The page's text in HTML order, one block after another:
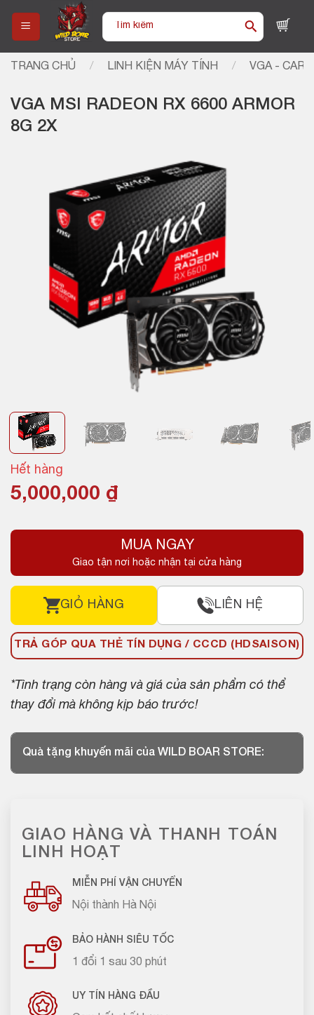
content
Tìm
TRANG CHỦ / LINH KIỆN MÁY TÍNH / VGA -
VGA MSI RADEON RX 6600 ARMOR
8G 2X
Hết hàng
5,000,000 ₫
MUA NGAY
Giao tận nơi hoặc nhận tại cửa hàng
GIỎ HÀNG LIÊN HỆ
TRẢ GÓP QUA THẺ TÍN DỤNG / CCCD (HDSAISON)
*Tình trạng còn hàng và giá của sản phẩm có thể
thay đổi mà không kịp báo trước!
Quà tặng khuyến mãi của WILD BOAR STORE:
GIAO HÀNG VÀ THANH TOÁN
LINH HOẠT
MIỄN PHÍ VẬN CHUYỂN
Nội thành Hà Nội
BẢO HÀNH SIÊU TỐC
1 đổi 1 sau 30 phút
UY TÍN HÀNG ĐẦU